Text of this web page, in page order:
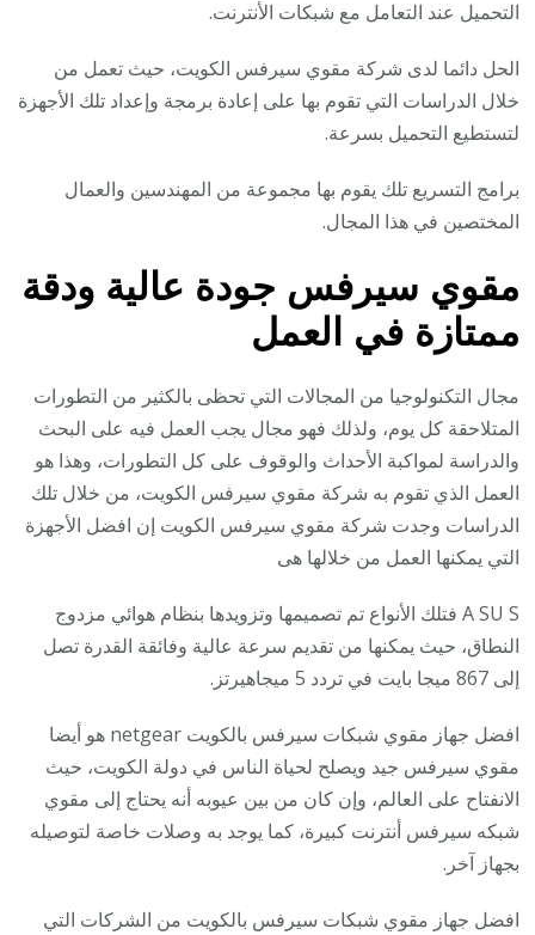
التحميل عند التعامل مع شبكات الأنترنت.
الحل دائما لدى شركة مقوي سيرفس الكويت، حيث تعمل من
خلال الدراسات التي تقوم بها على إعادة برمجة وإعداد تلك الأجهزة
لتستطيع التحميل بسرعة.
برامج التسريع تلك يقوم بها مجموعة من المهندسين والعمال
المختصين في هذا المجال.
مقوي سيرفس جودة عالية ودقة
ممتازة في العمل
مجال التكنولوجيا من المجالات التي تحظى بالكثير من التطورات
المتلاحقة كل يوم، ولذلك فهو مجال يجب العمل فيه على البحث
والدراسة لمواكبة الأحداث والوقوف على كل التطورات، وهذا هو
العمل الذي تقوم به شركة مقوي سيرفس الكويت، من خلال تلك
الدراسات وجدت شركة مقوي سيرفس الكويت إن افضل الأجهزة
التي يمكنها العمل من خلالها هى
A SU S فتلك الأنواع تم تصميمها وتزويدها بنظام هوائي مزدوج
النطاق، حيث يمكنها من تقديم سرعة عالية وفائقة القدرة تصل
إلى 867 ميجا بايت في تردد 5 ميجاهيرتز.
افضل جهاز مقوي شبكات سيرفس بالكويت netgear هو أيضا
مقوي سيرفس جيد ويصلح لحياة الناس في دولة الكويت، حيث
الانفتاح على العالم، وإن كان من بين عيوبه أنه يحتاج إلى مقوي
شبكه سيرفس أنترنت كبيرة، كما يوجد به وصلات خاصة لتوصيله
بجهاز آخر.
افضل جهاز مقوي شبكات سيرفس بالكويت من الشركات التي